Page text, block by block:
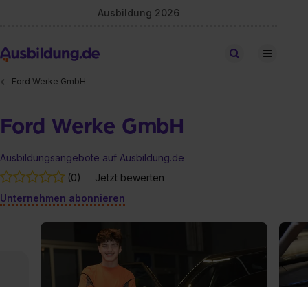
Ausbildung 2026
Stellen finden
Ford Werke GmbH
Ford Werke GmbH
Ausbildungsangebote auf Ausbildung.de
(0)
Jetzt bewerten
Unternehmen abonnieren